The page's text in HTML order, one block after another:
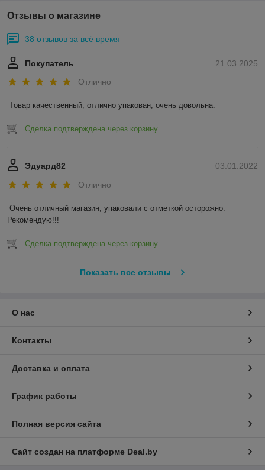
Отзывы о магазине
38 отзывов за всё время
21.03.2025
Покупатель
Отлично
Товар качественный, отлично упакован, очень довольна.
Сделка подтверждена через корзину
03.01.2022
Эдуард82
Отлично
Очень отличный магазин, упаковали с отметкой осторожно.
Рекомендую!!!
Сделка подтверждена через корзину
Показать все отзывы
О нас
Контакты
Доставка и оплата
График работы
Полная версия сайта
Сайт создан на платформе Deal.by